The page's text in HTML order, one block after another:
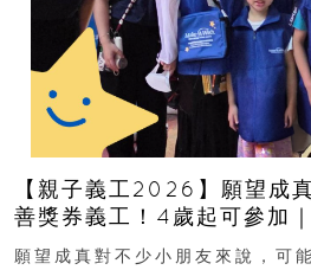
【親子義工2026】願望成
善獎券義工！4歲起可參加
新界
願望成真對不少小朋友來說，可